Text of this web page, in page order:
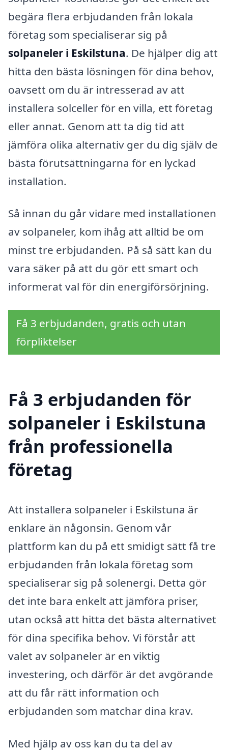
begära flera erbjudanden från lokala
företag som specialiserar sig på
solpaneler i Eskilstuna. De hjälper dig att
hitta den bästa lösningen för dina behov,
oavsett om du är intresserad av att
installera solceller för en villa, ett företag
eller annat. Genom att ta dig tid att
jämföra olika alternativ ger du dig själv de
bästa förutsättningarna för en lyckad
installation.
Så innan du går vidare med installationen
av solpaneler, kom ihåg att alltid be om
minst tre erbjudanden. På så sätt kan du
vara säker på att du gör ett smart och
informerat val för din energiförsörjning.
Få 3 erbjudanden, gratis och utan
förpliktelser
Få 3 erbjudanden för
solpaneler i Eskilstuna
från professionella
företag
Att installera solpaneler i Eskilstuna är
enklare än någonsin. Genom vår
plattform kan du på ett smidigt sätt få tre
erbjudanden från lokala företag som
specialiserar sig på solenergi. Detta gör
det inte bara enkelt att jämföra priser,
utan också att hitta det bästa alternativet
för dina specifika behov. Vi förstår att
valet av solpaneler är en viktig
investering, och därför är det avgörande
att du får rätt information och
erbjudanden som matchar dina krav.
Med hjälp av oss kan du ta del av